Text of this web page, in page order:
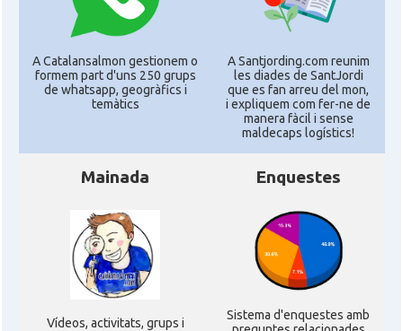
A Catalansalmon gestionem o
formem part d'uns 250 grups
de whatsapp, geogràfics i
temàtics
A Santjording.com reunim
les diades de SantJordi
que es fan arreu del mon,
i expliquem com fer-ne de
manera fàcil i sense
maldecaps logí­stics!
Mainada
Ví­deos, activitats, grups i
Enquestes
Sistema d'enquestes amb